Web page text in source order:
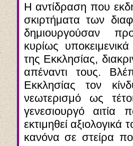
Η αντίδραση που
σκιρτήματα των
δημιουργούσαν
κυρίως
της Εκκλησίας,
απέναντι τους.
Εκκλησίας τον
νεωτερισμό ως
γενεσιουργό
εκτιμηθεί
κανόνα σε στείρα